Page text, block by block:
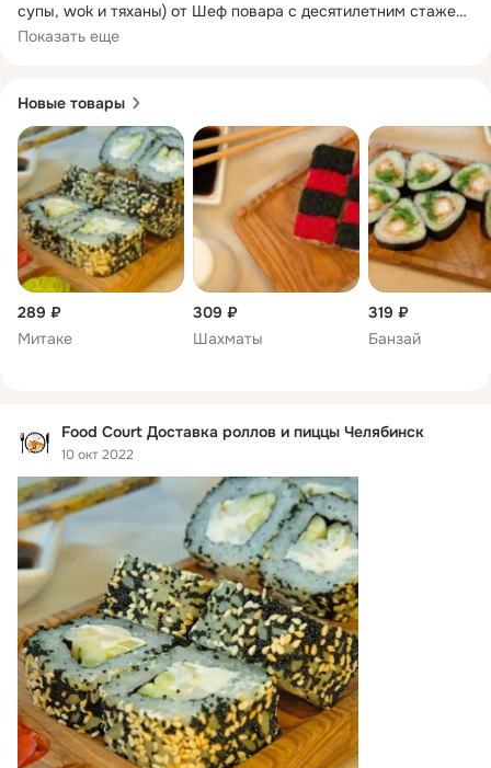
Новые товары
289 ₽
Митаке
309 ₽
Шахматы
319 ₽
Банзай
Food Court Доставка роллов и пиццы Челябинск
10 окт 2022
супы, wok и тяханы) от Шеф повара с десятилетним стажем!
Каждый день для Вас FOODCOURT проводит акции,
розыгрыши и дарит Вам подарки.
🚗 Бесплатная доставка по Парковому 2
при сумме заказа от 800 ₽
https://vk.com/market-142080062
☎ Телефон доставки
223-29-28
ДОСТАВКА СУШИ ПИЦЦЫ WOK ЧЕЛЯБИНСК
«FOODCOURT!» - это вкуснейшие роллы, выгодные сеты
Показать еще